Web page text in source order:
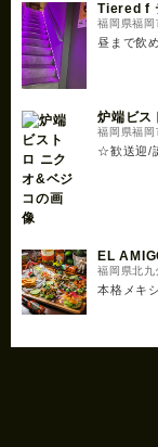
Tiered f
福岡県福
昼まで飲
炉端ビス
福岡県福
☆歓送迎/
EL
福岡県北
本格メキ